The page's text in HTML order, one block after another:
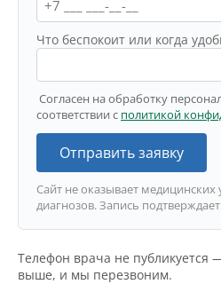
Что беспокоит или когда
Согласен на обработку
соответствии с политикой
Отправить заявку
Сайт не оказывает медицинских
диагнозов. Запись
Телефон врача не публикуется
выше, и мы перезвоним.